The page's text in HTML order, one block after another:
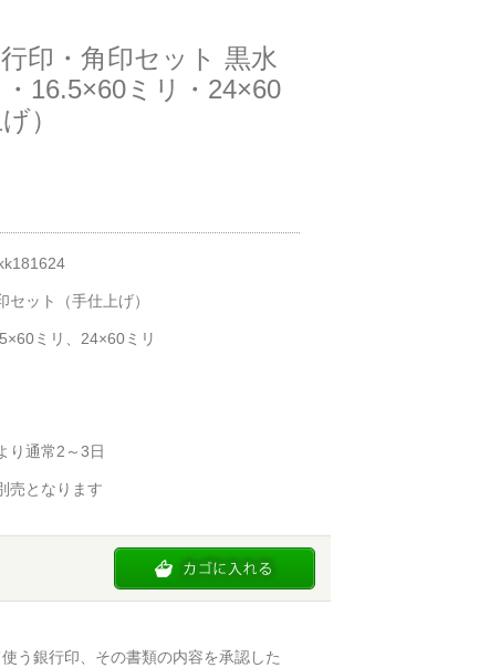
印・角印セット 黒水
16.5×60ミリ・24×60
）
ット（手仕上げ）
ミリ、24×60ミリ
り通常2～3日
売となります
う銀行印、その書類の内容を承認した